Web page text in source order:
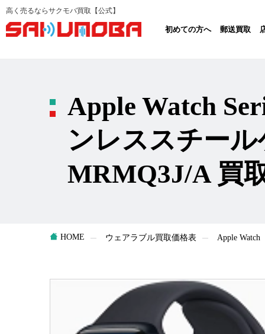
高く売るならサクモバ買取【公式】
初めての方へ 郵送買取
Apple Watch
ンレススチー
MRMQ3J/A 買
HOME ウェアラブル買取価格表 Apple